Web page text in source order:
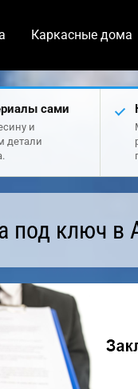
Каркасные дома
сами
и
детали
под ключ в